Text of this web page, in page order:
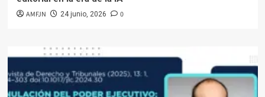
AMFJN 24 junio, 2026 0